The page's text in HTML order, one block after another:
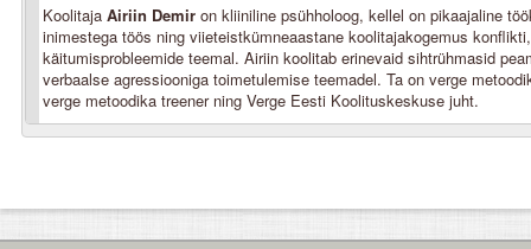
Koolitaja Airiin Demir on kliiniline psühholoog, kellel on pikaajaline
inimestega töös ning viieteistkümneaastane koolitajakogemus
käitumisprobleemide teemal. Airiin koolitab erinevaid sihtrühmasid
verbaalse agressiooniga toimetulemise teemadel. Ta on verge
verge metoodika treener ning Verge Eesti Koolituskeskuse juht.